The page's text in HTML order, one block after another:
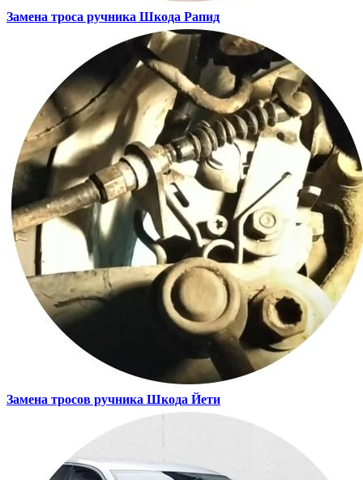
Замена троса ручника Шкода Рапид
Замена тросов ручника Шкода Йети